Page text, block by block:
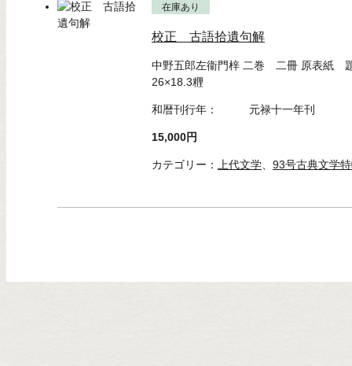
在庫あり
校正 古語拾遺句解
中野五郎左衞門梓 二巻 二冊 原表
26×18.3糎
和暦刊行年： 元禄十一年刊
15,000円
カテゴリー： 上代文学 93号古典文学